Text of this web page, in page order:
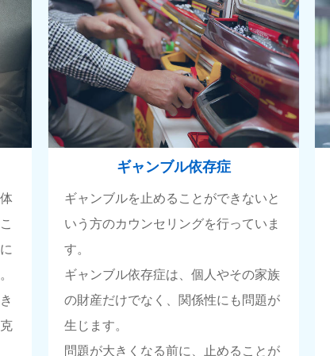
ギャンブル依存症
ギャンブルを止めることができないと
いう方のカウンセリングを行っていま
す。
ギャンブル依存症は、個人やその家族
の財産だけでなく、関係性にも問題が
生じます。
問題が大きくなる前に、止めることが